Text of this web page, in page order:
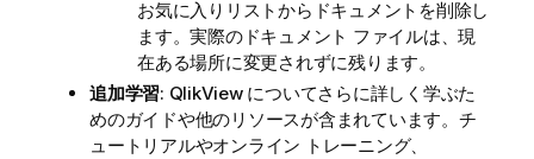
お気に入りリストからドキュメントを削除し
ます。実際のドキュメント ファイルは、現
在ある場所に変更されずに残ります。
追加学習: QlikView についてさらに詳しく学ぶた
めのガイドや他のリソースが含まれています。チ
ュートリアルやオンライン トレーニング、